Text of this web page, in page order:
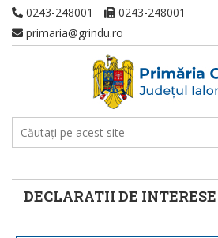
0243-248001
0243-248001
primaria@grindu.ro
DECLARATII DE